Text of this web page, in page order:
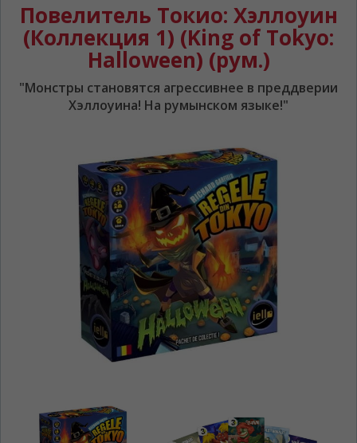
Повелитель Токио: Хэллоуин
(Коллекция 1) (King of Tokyo:
Halloween) (рум.)
"Монстры становятся агрессивнее в преддверии
Хэллоуина! На румынском языке!"